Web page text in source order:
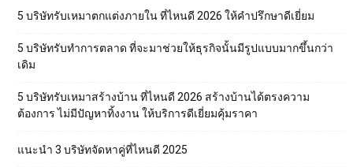
5 บริษัทรับเหมาตกแต่งภายใน ที่ไหนดี 2026 ให้คำปรึกษาดีเยี่ยม
5 บริษัทรับทำการตลาด ที่จะมาช่วยให้ธุรกิจนั้นมีรูปแบบมากขึ้นกว่า
เดิม
5 บริษัทรับเหมาสร้างบ้าน ที่ไหนดี 2026 สร้างบ้านได้ตรงความ
ต้องการ ไม่มีปัญหาทิ้งงาน ให้บริการดีเยี่ยมคุ้มราคา
แนะนำ 3 บริษัทจัดหาคู่ที่ไหนดี 2025